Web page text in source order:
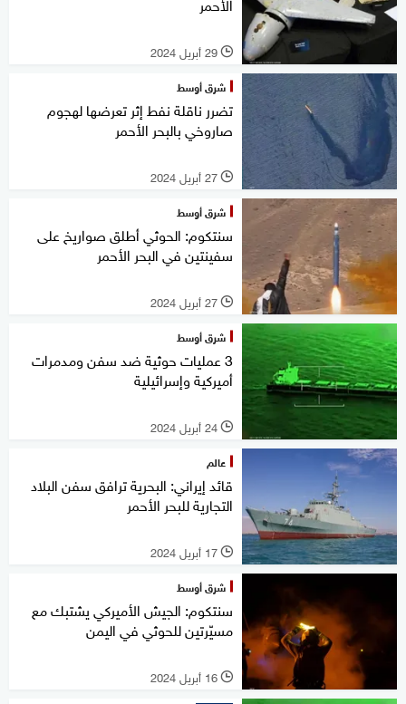
l 29 أبريل 2024
شرق أوسط
تضرر ناقلة نفط إثر تعرضها لهجوم
صاروخي بالبحر الأحمر
l 27 أبريل 2024
شرق أوسط
سنتكوم: الحوثي أطلق صواريخ على
سفينتين في البحر الأحمر
l 27 أبريل 2024
شرق أوسط
3 عمليات حوثية ضد سفن ومدمرات
أميركية وإسرائيلية
l 24 أبريل 2024
عالم
قائد إيراني: البحرية ترافق سفن البلاد
التجارية للبحر الأحمر
l 17 أبريل 2024
شرق أوسط
سنتكوم: الجيش الأميركي يشتبك مع
مسيّرتين للحوثي في اليمن
l 16 أبريل 2024